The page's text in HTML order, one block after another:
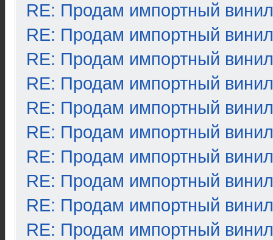
RE: Продам импортный винил
RE: Продам импортный винил
RE: Продам импортный винил
RE: Продам импортный винил
RE: Продам импортный винил
RE: Продам импортный винил
RE: Продам импортный винил
RE: Продам импортный винил
RE: Продам импортный винил
RE: Продам импортный винил